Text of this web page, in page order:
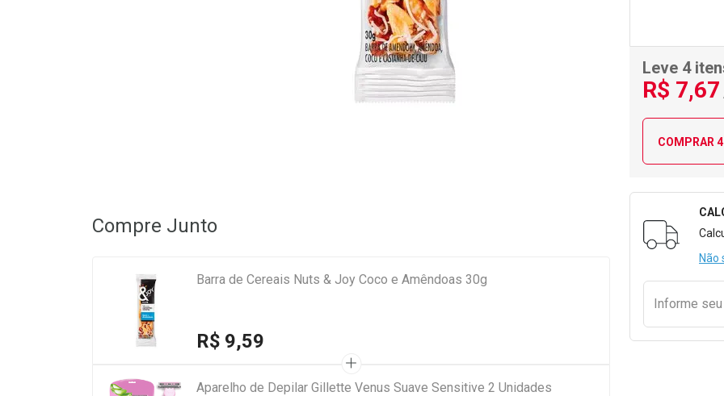
Leve 4
R$ 7,67
COMPRAR
Não
Informe seu
Compre Junto
Barra de Cereais Nuts & Joy Coco e Amêndoas 30g
R$ 9,59
Aparelho de Depilar Gillette Venus Suave Sensitive 2 Unidades